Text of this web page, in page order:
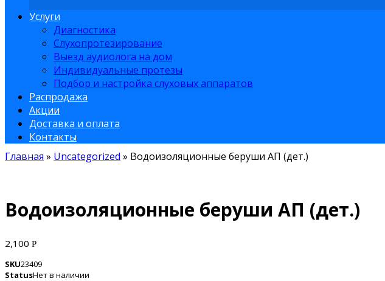
Услуги
Диагностика
Слухопротезирование
Выезд аудиолога на дом
Индивидуальные протезы
Подбор и настройка слуховых аппаратов
Распродажа
Акции
Доставка и оплата
Контакты
Главная » Uncategorized » Водоизоляционные беруши АП (дет.)
Водоизоляционные беруши АП (дет.)
2,100 Р
SKU23409
StatusНет в наличии